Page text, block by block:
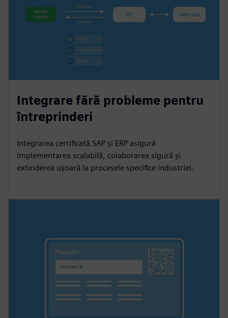
Integrare fără probleme pentru
întreprinderi
Integrarea certificată SAP și ERP asigură
implementarea scalabilă, colaborarea sigură și
extinderea ușoară la procesele specifice industriei.